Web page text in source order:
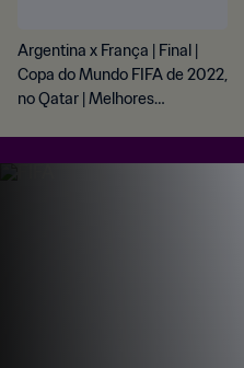
Argentina x França | Final |
Copa do Mundo FIFA de 2022,
no Qatar | Melhores